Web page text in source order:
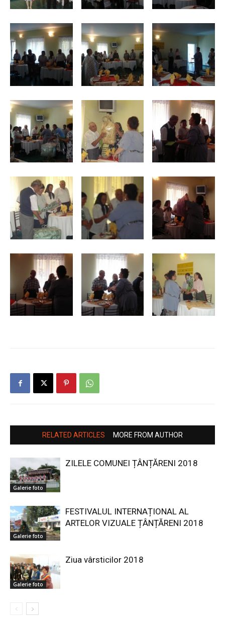
RELATED ARTICLES MORE FROM AUTHOR
Galerie foto
ZILELE COMUNEI ȚÂNȚĂRENI 2018
Galerie foto
FESTIVALUL INTERNAȚIONAL AL
ARTELOR VIZUALE ȚÂNȚĂRENI 2018
Galerie foto
Ziua vârsticilor 2018